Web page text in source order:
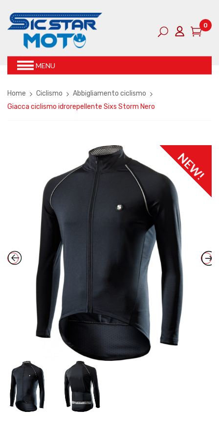
0
MENU
Home Ciclismo
Abbigliamento ciclismo
Giacca ciclismo idrorepellente Sixs Storm Nero
NEW!